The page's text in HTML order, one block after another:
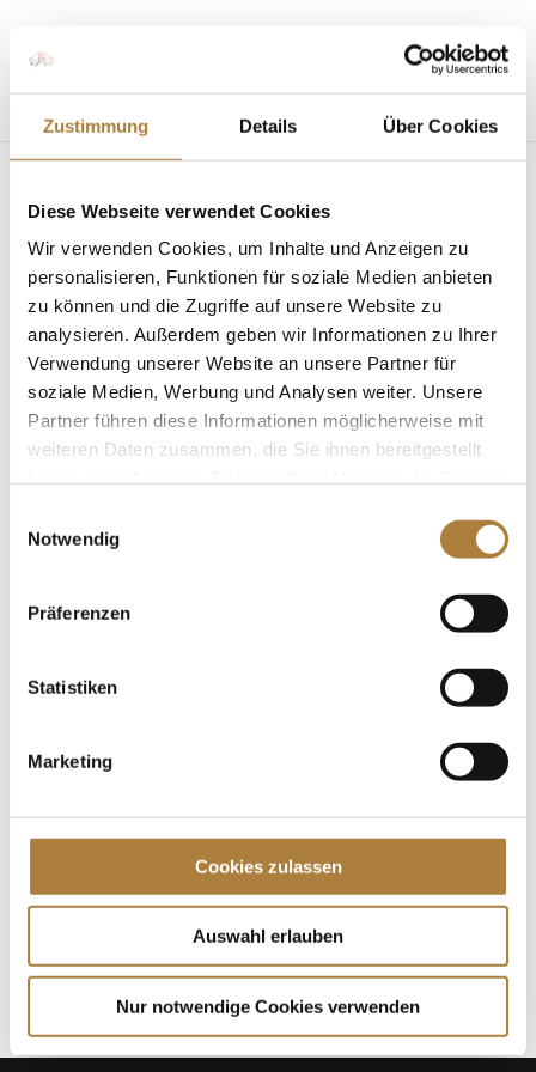
Zustimmung Details Über Cookies
Diese Webseite verwendet Cookies
Wir verwenden Cookies, um Inhalte und Anzeigen zu
personalisieren, Funktionen für soziale Medien anbieten
zu können und die Zugriffe auf unsere Website zu
analysieren. Außerdem geben wir Informationen zu Ihrer
Verwendung unserer Website an unsere Partner für
soziale Medien, Werbung und Analysen weiter. Unsere
Partner führen diese Informationen möglicherweise mit
weiteren Daten zusammen, die Sie ihnen bereitgestellt
Notwendig
Präferenzen
Statistiken
Marketing
Cookies zulassen
Auswahl erlauben
Nur notwendige Cookies verwenden
Seite wählen
EM Ländliche
Vielseitigkeitsreiter: Mannschaftsgold für
Talentpool-Athlet Konstantin Harting
vonfn press |07. September 2022|Allgemein,
News ,Talentpool für Förderpatenschaften
Brandon Schäfer-Gehrau Lausanne/SUI. Bei den
Europameisterschaften der Ländlichen
Doppel-Gold und Silber gewonnen. Die
Jede Spende zählt!
Aktuelle News
100. Geburtstag von HGW: Warendorf erinnert an
eine Legende des Pferdesports
Goldenes Reitabzeichen für Carolina Miesner